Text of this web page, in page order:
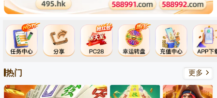
更多
关闭